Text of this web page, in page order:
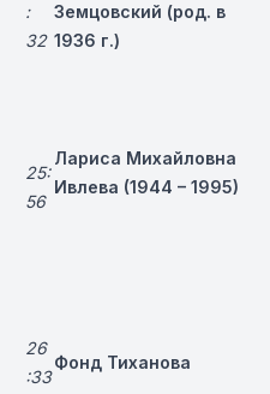
:
32
Земцовский (род. в
1936 г.)
25:
56
Лариса Михайловна
Ивлева (1944 – 1995)
26
:33
Фонд Тиханова